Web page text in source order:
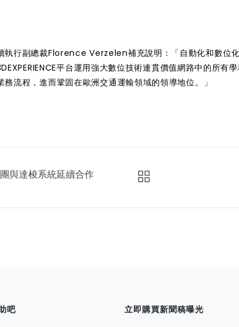
執行副總裁Florence Verzelen補充說明：「自動化和數位
平台運用強大數位技術連貫價值網路中的所有
流程，進而鞏固在歐洲交通運輸領域的領導地位。」
與達梭系統延續合作
吧 立即購買新聞稿曝光